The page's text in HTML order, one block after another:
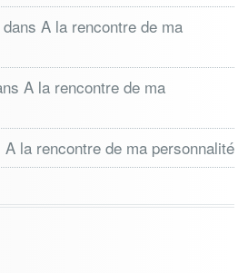
dans A la rencontre de ma
A la rencontre de ma
A la rencontre de ma personnalité